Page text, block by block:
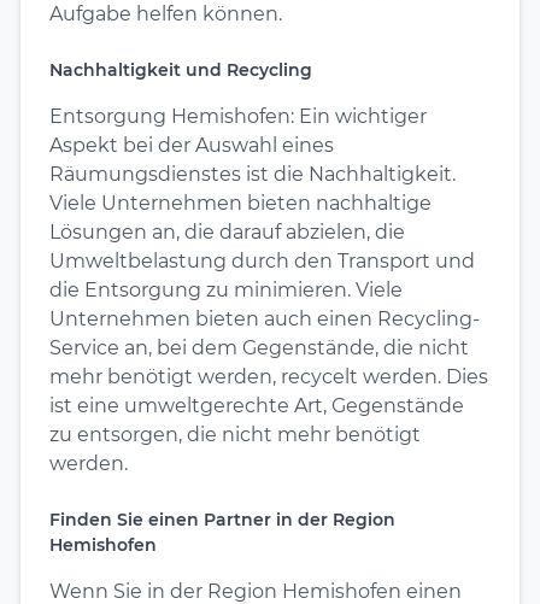
Aufgabe helfen können.
Nachhaltigkeit und Recycling
Entsorgung Hemishofen: Ein wichtiger
Aspekt bei der Auswahl eines
Räumungsdienstes ist die Nachhaltigkeit.
Viele Unternehmen bieten nachhaltige
Lösungen an, die darauf abzielen, die
Umweltbelastung durch den Transport und
die Entsorgung zu minimieren. Viele
Unternehmen bieten auch einen Recycling-
Service an, bei dem Gegenstände, die nicht
mehr benötigt werden, recycelt werden. Dies
ist eine umweltgerechte Art, Gegenstände
zu entsorgen, die nicht mehr benötigt
werden.
Finden Sie einen Partner in der Region
Hemishofen
Wenn Sie in der Region Hemishofen einen